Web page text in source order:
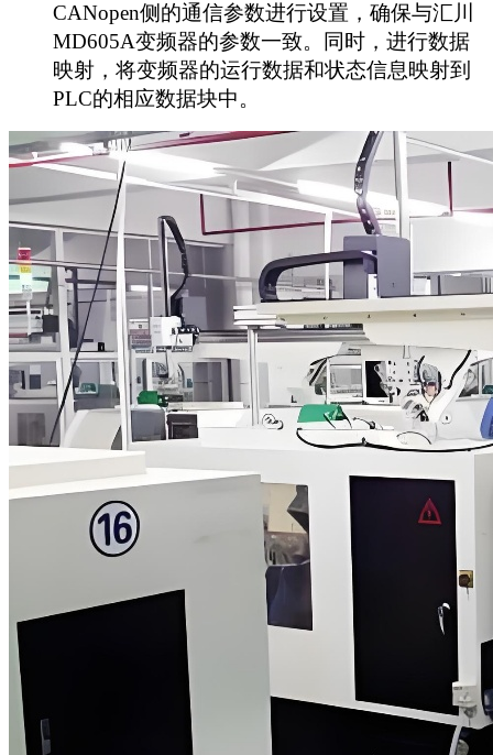
CANopen侧的通信参数进行设置，确保与汇川
MD605A变频器的参数一致。同时，进行数据
映射，将变频器的运行数据和状态信息映射到
PLC的相应数据块中。